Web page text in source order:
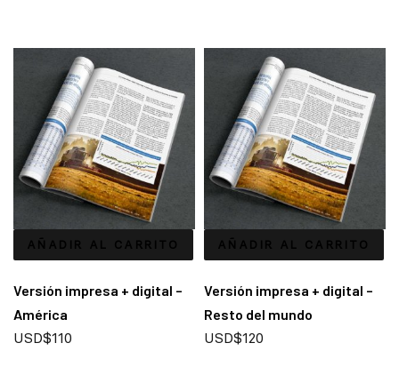
AÑADIR AL CARRITO
Versión impresa + digital –
América
USD$110
AÑADIR AL CARRITO
Versión impresa + digital –
Resto del mundo
USD$120